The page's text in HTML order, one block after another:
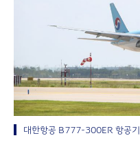
대한항공 B777-300ER 항공기